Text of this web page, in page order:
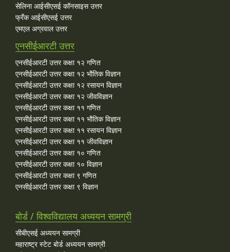
सेलिना आईसीएसई कॉनसाइस उत्तर
फ्रँक आईसीएसई उत्तर
एमएल अग्रवाल उत्तर
एनसीईआरटी उत्तर
एनसीईआरटी उत्तर कक्षा १२ गणित
एनसीईआरटी उत्तर कक्षा १२ भौतिक विज्ञान
एनसीईआरटी उत्तर कक्षा १२ रसायन विज्ञान
एनसीईआरटी उत्तर कक्षा १२ जीवविज्ञान
एनसीईआरटी उत्तर कक्षा ११ गणित
एनसीईआरटी उत्तर कक्षा ११ भौतिक विज्ञान
एनसीईआरटी उत्तर कक्षा ११ रसायन विज्ञान
एनसीईआरटी उत्तर कक्षा ११ जीवविज्ञान
एनसीईआरटी उत्तर कक्षा १० गणित
एनसीईआरटी उत्तर कक्षा १० विज्ञान
एनसीईआरटी उत्तर कक्षा ९ गणित
एनसीईआरटी उत्तर कक्षा ९ विज्ञान
बोर्ड / विश्वविद्यालय अध्ययन सामग्री
सीबीएसई अध्ययन सामग्री
महाराष्ट्र स्टेट बोर्ड अध्ययन सामग्री